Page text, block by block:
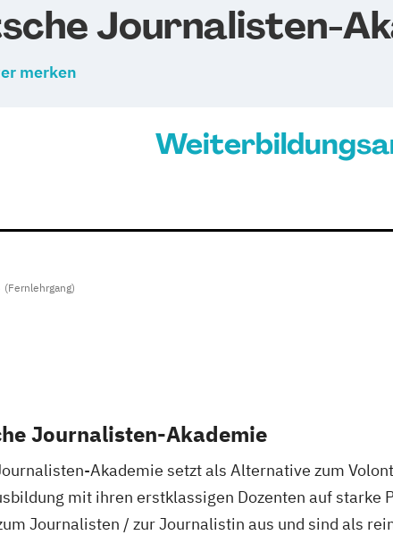
Journalisten-
merken
(Fernlehrgang)
Journalisten-Akademie
Akademie setzt als Alternative zum
mit ihren erstklassigen Dozenten auf starke
Journalisten / zur Journalistin aus und sind als